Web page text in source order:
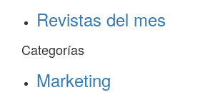
Revistas del mes
Categorías
Marketing